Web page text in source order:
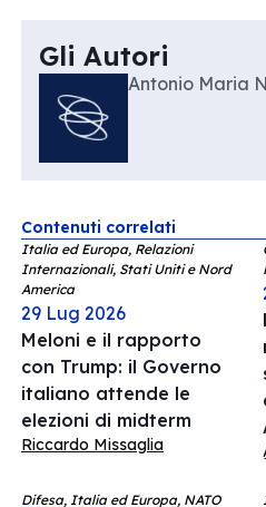
Gli Autori
Antonio Maria
Contenuti correlati
Italia ed Europa, Relazioni
Internazionali, Stati Uniti e Nord
America
29 Lug 2026
Meloni e il rapporto
con Trump: il Governo
italiano attende le
elezioni di midterm
Riccardo Missaglia
Difesa, Italia ed Europa, NATO